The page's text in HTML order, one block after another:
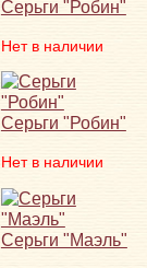
Серьги "Робин"
Нет в наличии
Серьги "Робин"
Нет в наличии
Серьги "Маэль"